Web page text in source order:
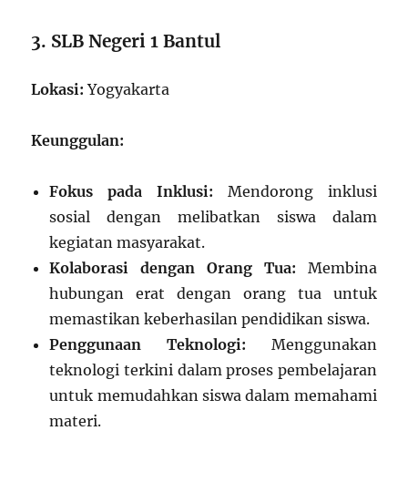
3. SLB Negeri 1 Bantul
Lokasi: Yogyakarta
Keunggulan:
Fokus pada Inklusi: Mendorong inklusi
sosial dengan melibatkan siswa dalam
kegiatan masyarakat.
Kolaborasi dengan Orang Tua: Membina
hubungan erat dengan orang tua untuk
memastikan keberhasilan pendidikan siswa.
Penggunaan Teknologi: Menggunakan
teknologi terkini dalam proses pembelajaran
untuk memudahkan siswa dalam memahami
materi.